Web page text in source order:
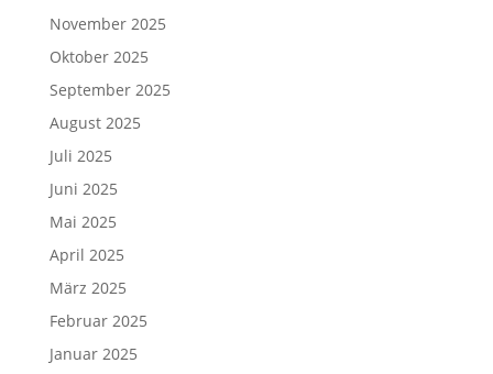
November 2025
Oktober 2025
September 2025
August 2025
Juli 2025
Juni 2025
Mai 2025
April 2025
März 2025
Februar 2025
Januar 2025